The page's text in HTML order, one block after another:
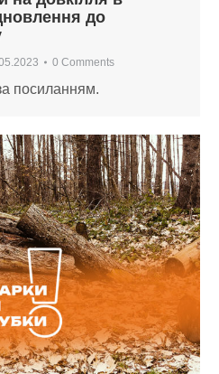
до
0 Comments
посиланням.